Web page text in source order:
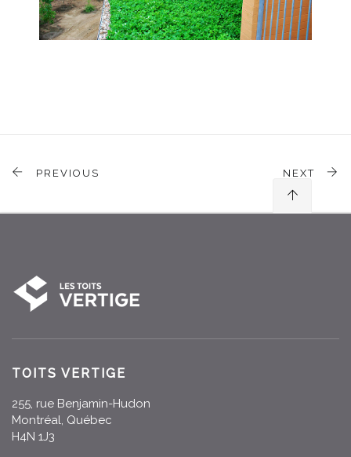
PREVIOUS NEXT
TOITS VERTIGE
255, rue Benjamin-Hudon
Montréal, Québec
H4N 1J3